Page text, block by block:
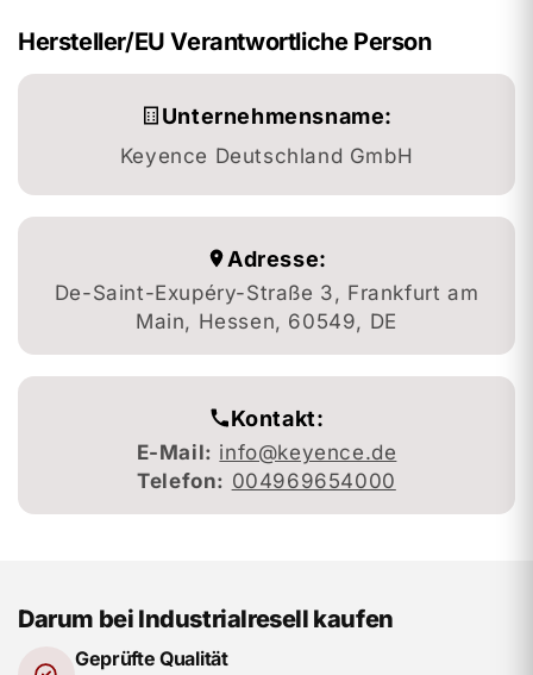
Hersteller/EU Verantwortliche Person
Unternehmensname:
Keyence Deutschland GmbH
Adresse:
De-Saint-Exupéry-Straße 3, Frankfurt am
Main, Hessen, 60549, DE
Kontakt:
E-Mail: info@keyence.de
Telefon: 004969654000
Darum bei Industrialresell kaufen
Geprüfte Qualität